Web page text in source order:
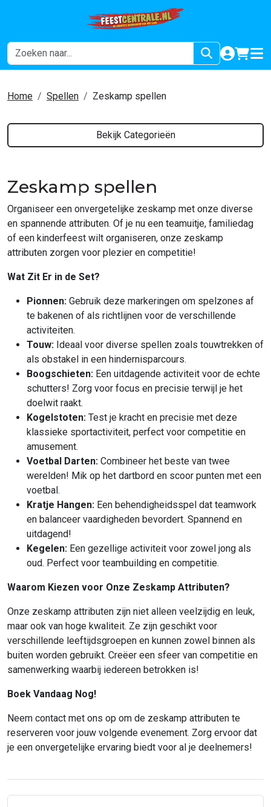
naar
Home Spellen Zeskamp spellen
Bekijk Categorieën
Zeskamp spellen
Organiseer een onvergetelijke zeskamp met onze diverse
en spannende attributen. Of je nu een teamuitje, familiedag
of een kinderfeest wilt organiseren, onze zeskamp
attributen zorgen voor plezier en competitie!
Wat Zit Er in de Set?
Pionnen: Gebruik deze markeringen om spelzones af
te bakenen of als richtlijnen voor de verschillende
activiteiten.
Touw: Ideaal voor diverse spellen zoals touwtrekken of
als obstakel in een hindernisparcours.
Boogschieten: Een uitdagende activiteit voor de echte
schutters! Zorg voor focus en precisie terwijl je het
doelwit raakt.
Kogelstoten: Test je kracht en precisie met deze
klassieke sportactiviteit, perfect voor competitie en
amusement.
Voetbal Darten: Combineer het beste van twee
werelden! Mik op het dartbord en scoor punten met een
voetbal.
Kratje Hangen: Een behendigheidsspel dat teamwork
en balanceer vaardigheden bevordert. Spannend en
uitdagend!
Kegelen: Een gezellige activiteit voor zowel jong als
oud. Perfect voor teambuilding en competitie.
Waarom Kiezen voor Onze Zeskamp Attributen?
Onze zeskamp attributen zijn niet alleen veelzijdig en leuk,
maar ook van hoge kwaliteit. Ze zijn geschikt voor
verschillende leeftijdsgroepen en kunnen zowel binnen als
buiten worden gebruikt. Creëer een sfeer van competitie en
samenwerking waarbij iedereen betrokken is!
Boek Vandaag Nog!
Neem contact met ons op om de zeskamp attributen te
reserveren voor jouw volgende evenement. Zorg ervoor dat
je een onvergetelijke ervaring biedt voor al je deelnemers!